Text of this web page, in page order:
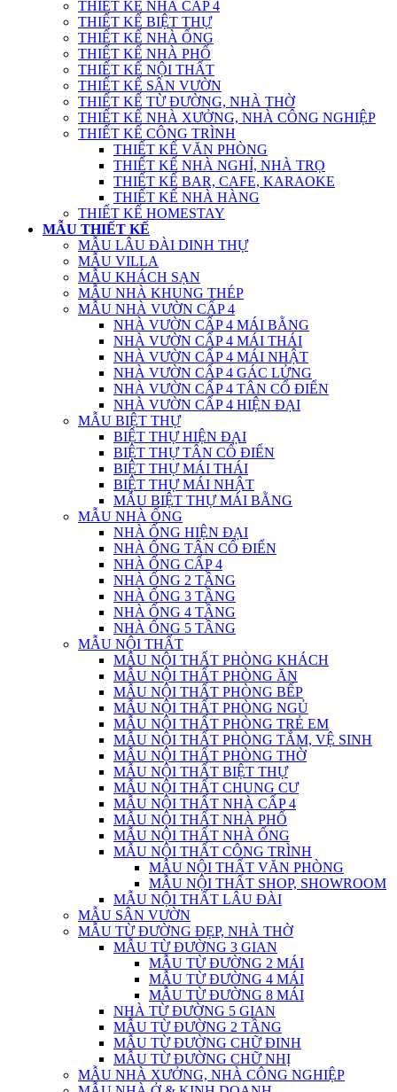
THIẾT KẾ NHÀ CẤP 4
THIẾT KẾ BIỆT THỰ
THIẾT KẾ NHÀ ỐNG
THIẾT KẾ NHÀ PHỐ
THIẾT KẾ NỘI THẤT
THIẾT KẾ SÂN VƯỜN
THIẾT KẾ TỪ ĐƯỜNG, NHÀ THỜ
THIẾT KẾ NHÀ XƯỞNG, NHÀ CÔNG NGHIỆP
THIẾT KẾ CÔNG TRÌNH
THIẾT KẾ VĂN PHÒNG
THIẾT KẾ NHÀ NGHỈ, NHÀ TRỌ
THIẾT KẾ BAR, CAFE, KARAOKE
THIẾT KẾ NHÀ HÀNG
THIẾT KẾ HOMESTAY
MẪU THIẾT KẾ
MẪU LÂU ĐÀI DINH THỰ
MẪU VILLA
MẪU KHÁCH SẠN
MẪU NHÀ KHUNG THÉP
MẪU NHÀ VƯỜN CẤP 4
NHÀ VƯỜN CẤP 4 MÁI BẰNG
NHÀ VƯỜN CẤP 4 MÁI THÁI
NHÀ VƯỜN CẤP 4 MÁI NHẬT
NHÀ VƯỜN CẤP 4 GÁC LỬNG
NHÀ VƯỜN CẤP 4 TÂN CỔ ĐIỂN
NHÀ VƯỜN CẤP 4 HIỆN ĐẠI
MẪU BIỆT THỰ
BIỆT THỰ HIỆN ĐẠI
BIỆT THỰ TÂN CỔ ĐIỂN
BIỆT THỰ MÁI THÁI
BIỆT THỰ MÁI NHẬT
MẪU BIỆT THỰ MÁI BẰNG
MẪU NHÀ ỐNG
NHÀ ỐNG HIỆN ĐẠI
NHÀ ỐNG TÂN CỔ ĐIỂN
NHÀ ỐNG CẤP 4
NHÀ ỐNG 2 TẦNG
NHÀ ỐNG 3 TẦNG
NHÀ ỐNG 4 TẦNG
NHÀ ỐNG 5 TẦNG
MẪU NỘI THẤT
MẪU NỘI THẤT PHÒNG KHÁCH
MẪU NỘI THẤT PHÒNG ĂN
MẪU NỘI THẤT PHÒNG BẾP
MẪU NỘI THẤT PHÒNG NGỦ
MẪU NỘI THẤT PHÒNG TRẺ EM
MẪU NỘI THẤT PHÒNG TẮM, VỆ SINH
MẪU NỘI THẤT PHÒNG THỜ
MẪU NỘI THẤT BIỆT THỰ
MẪU NỘI THẤT CHUNG CƯ
MẪU NỘI THẤT NHÀ CẤP 4
MẪU NỘI THẤT NHÀ PHỐ
MẪU NỘI THẤT NHÀ ỐNG
MẪU NỘI THẤT CÔNG TRÌNH
MẪU NỘI THẤT VĂN PHÒNG
MẪU NỘI THẤT SHOP, SHOWROOM
MẪU NỘI THẤT LÂU ĐÀI
MẪU SÂN VƯỜN
MẪU TỪ ĐƯỜNG ĐẸP, NHÀ THỜ
MẪU TỪ ĐƯỜNG 3 GIAN
MẪU TỪ ĐƯỜNG 2 MÁI
MẪU TỪ ĐƯỜNG 4 MÁI
MẪU TỪ ĐƯỜNG 8 MÁI
NHÀ TỪ ĐƯỜNG 5 GIAN
MẪU TỪ ĐƯỜNG 2 TẦNG
MẪU TỪ ĐƯỜNG CHỮ ĐINH
MẪU TỪ ĐƯỜNG CHỮ NHỊ
MẪU NHÀ XƯỞNG, NHÀ CÔNG NGHIỆP